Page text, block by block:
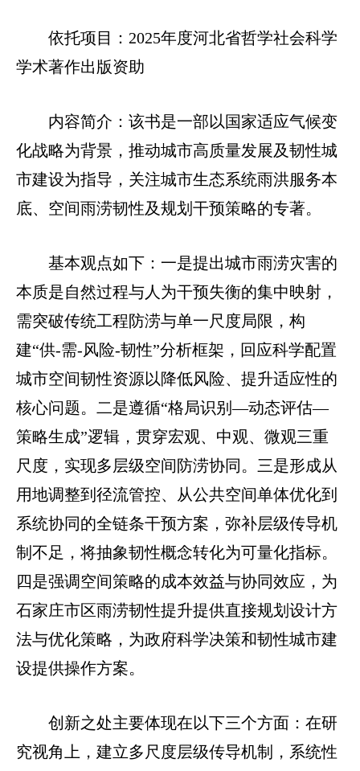
依托项目：2025年度河北省哲学社会科学
学术著作出版资助
内容简介：该书是一部以国家适应气候变
化战略为背景，推动城市高质量发展及韧性城
市建设为指导，关注城市生态系统雨洪服务本
底、空间雨涝韧性及规划干预策略的专著。
基本观点如下：一是提出城市雨涝灾害的
本质是自然过程与人为干预失衡的集中映射，
需突破传统工程防涝与单一尺度局限，构
建“供-需-风险-韧性”分析框架，回应科学配置
城市空间韧性资源以降低风险、提升适应性的
核心问题。二是遵循“格局识别—动态评估—
策略生成”逻辑，贯穿宏观、中观、微观三重
尺度，实现多层级空间防涝协同。三是形成从
用地调整到径流管控、从公共空间单体优化到
系统协同的全链条干预方案，弥补层级传导机
制不足，将抽象韧性概念转化为可量化指标。
四是强调空间策略的成本效益与协同效应，为
石家庄市区雨涝韧性提升提供直接规划设计方
法与优化策略，为政府科学决策和韧性城市建
设提供操作方案。
创新之处主要体现在以下三个方面：在研
究视角上，建立多尺度层级传导机制，系统性